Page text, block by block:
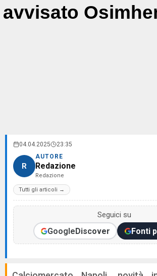
avvisato
04.04.2025 23:35
R
AUTORE
Redazione
Redazione
Tutti gli articoli →
Seguici su
GoogleDiscover Fonti